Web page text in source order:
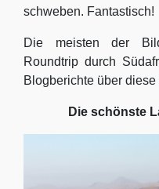
schweben. Fantastisch!
Die meisten der
Roundtrip durch
Blogberichte über
Die schönste